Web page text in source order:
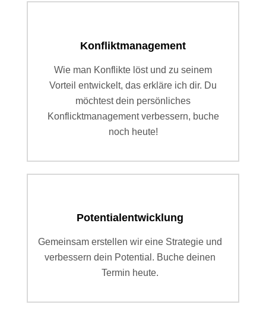
Konfliktmanagement
Wie man Konflikte löst und zu seinem
Vorteil entwickelt, das erkläre ich dir. Du
möchtest dein persönliches
Konflicktmanagement verbessern, buche
noch heute!
Potentialentwicklung
Gemeinsam erstellen wir eine Strategie und
verbessern dein Potential. Buche deinen
Termin heute.